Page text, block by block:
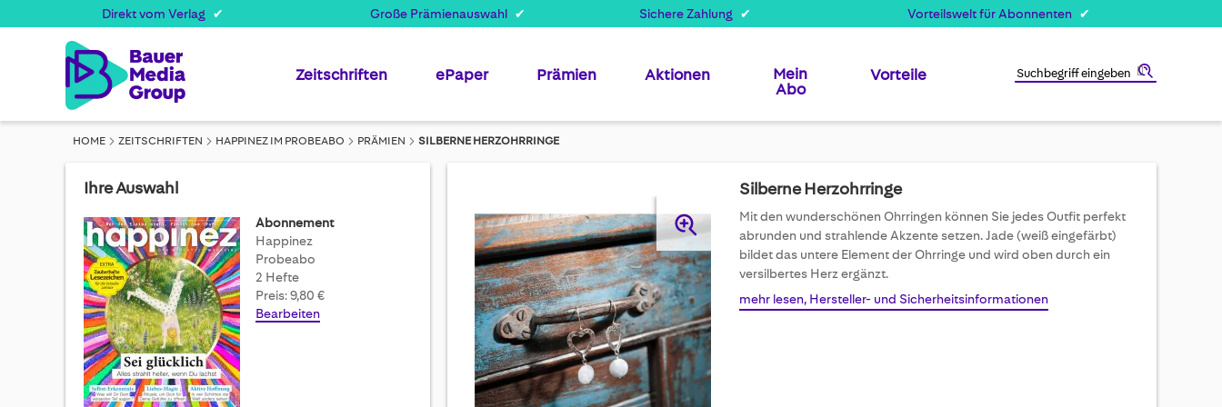
Direkt vom Verlag Große Prämienauswahl Sichere Zahlung Vorteilswelt für Abonnenten
Zeitschriften ePaper Prämien Aktionen
Mein
Abo
Vorteile
HOME ZEITSCHRIFTEN HAPPINEZ IM PROBEABO PRÄMIEN SILBERNE HERZOHRRINGE
Ihre Auswahl
Abonnement
Happinez
Probeabo
2 Hefte
Preis: 9,80 €
Bearbeiten
to
the
end
of
the
images
gallery
Silberne Herzohrringe
Mit den wunderschönen Ohrringen können Sie jedes Outfit perfekt
abrunden und strahlende Akzente setzen. Jade (weiß eingefärbt)
bildet das untere Element der Ohrringe und wird oben durch ein
versilbertes Herz ergänzt.
mehr lesen, Hersteller- und Sicherheitsinformationen